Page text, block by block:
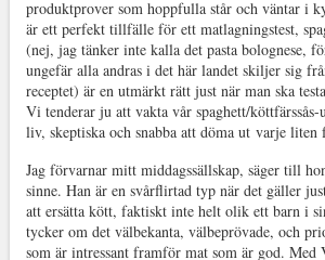
produktprover som hoppfulla står och väntar i
är ett perfekt tillfälle för ett matlagningstest,
(nej, jag tänker inte kalla det pasta bolognese,
ungefär alla andras i det här landet skiljer sig
receptet) är en utmärkt rätt just när man ska
Vi tenderar ju att vakta vår spaghett/köttfärssås-
liv, skeptiska och snabba att döma ut varje liten
Jag förvarnar mitt middagssällskap, säger till
sinne. Han är en svårflirtad typ när det gäller
att ersätta kött, faktiskt inte helt olik ett barn i
tycker om det välbekanta, välbeprövade, och
som är intressant framför mat som är god. Med